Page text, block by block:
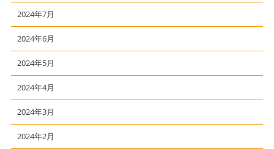
2024年7月
2024年6月
2024年5月
2024年4月
2024年3月
2024年2月